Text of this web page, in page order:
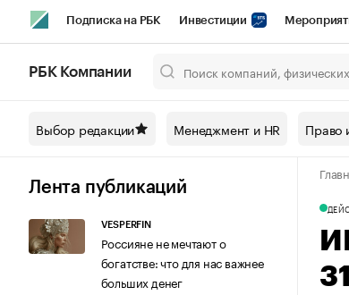
Подписка на РБК Инвестиции
Спецпроекты СПб Конференции СПб
Технологии и медиа Рынок
РБК Компании
Выбор редакции Менеджмент и HR Право
Лента публикаций
VESPERFIN
Россияне не мечтают о
богатстве: что для нас важнее
больших денег